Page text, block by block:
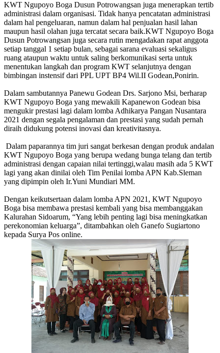
KWT Ngupoyo Boga Dusun Potrowangsan juga menerapkan tertib
administrasi dalam organisasi. Tidak hanya pencatatan administrasi
dalam hal pengeluaran, namun dalam hal penjualan hasil lahan
maupun hasil olahan juga tercatat secara baik.KWT Ngupoyo Boga
Dusun Potrowangsan juga secara rutin mengadakan rapat anggota
setiap tanggal 1 setiap bulan, sebagai sarana evaluasi sekaligus
ruang ataupun waktu untuk saling berkomunikasi serta untuk
menentukan langkah dan program KWT selanjutnya dengan
bimbingan instensif dari PPL UPT BP4 Wil.II Godean,Ponirin.
Dalam sambutannya Panewu Godean Drs. Sarjono Msi, berharap
KWT Ngupoyo Boga yang mewakili Kapanewon Godean bisa
mengukir prestasi lagi dalam lomba Adhikarya Pangan Nusantara
2021 dengan segala pengalaman dan prestasi yang sudah pernah
diraih didukung potensi inovasi dan kreativitasnya.
Dalam paparannya tim juri sangat berkesan dengan produk andalan
KWT Ngupoyo Boga yang berupa wedang bunga telang dan tertib
administrasi dengan capaian nilai tertinggi,walau masih ada 5 KWT
lagi yang akan dinilai oleh Tim Penilai lomba APN Kab.Sleman
yang dipimpin oleh Ir.Yuni Mundiari MM.
Dengan keikutsertaan dalam lomba APN 2021, KWT Ngupoyo
Boga bisa membawa prestasi kembali yang bisa membanggakan
Kalurahan Sidoarum, “Yang lebih penting lagi bisa meningkatkan
perekonomian keluarga”, ditambahkan oleh Ganefo Sugiartono
kepada Surya Pos online.